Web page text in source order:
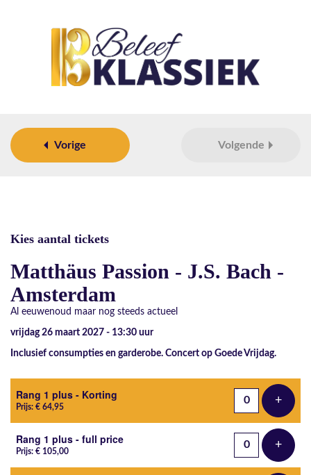
Vorige Volgende
Kies aantal tickets
Matthäus Passion - J.S. Bach -
Amsterdam
Al eeuwenoud maar nog steeds actueel
vrijdag 26 maart 2027 - 13:30 uur
Inclusief consumpties en garderobe. Concert op Goede Vrijdag.
Aantal tickets
Rang 1 plus - Korting
Prijs: € 64,95 +Voeg
Rang 1 plus - full price
Prijs: € 105,00 +Voeg